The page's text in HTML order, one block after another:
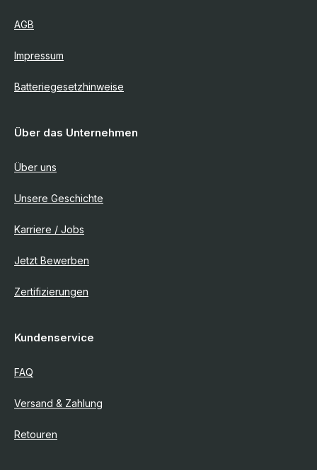
AGB
Impressum
Batteriegesetzhinweise
Über das Unternehmen
Über uns
Unsere Geschichte
Karriere / Jobs
Jetzt Bewerben
Zertifizierungen
Kundenservice
FAQ
Versand & Zahlung
Retouren